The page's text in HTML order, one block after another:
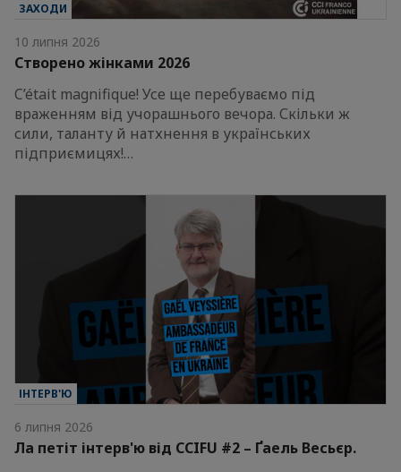
ЗАХОДИ
10 липня 2026
Створено жінками 2026
C’était magnifique! Усе ще перебуваємо під
враженням від учорашнього вечора. Скільки ж
сили, таланту й натхнення в українських
підприємицях!…
ІНТЕРВ'Ю
6 липня 2026
Ла петіт інтерв'ю від CCIFU #2 – Ґаель Весьєр.